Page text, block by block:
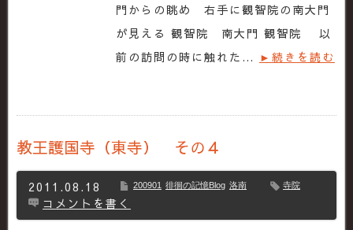
門からの眺め 右手に観智院の南大門
が見える 観智院 南大門 観智院 以
前の訪問の時に触れた… ►続きを読む
教王護国寺（東寺） その４
2011.08.18 200901 徘徊の記憶Blog 洛南 寺院
コメントを書く